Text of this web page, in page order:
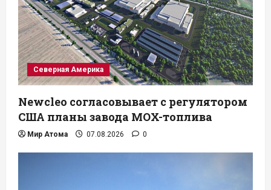
Северная Америка
Newcleo согласовывает с регулятором
США планы завода MOX-топлива
Мир Атома 07.08.2026 0